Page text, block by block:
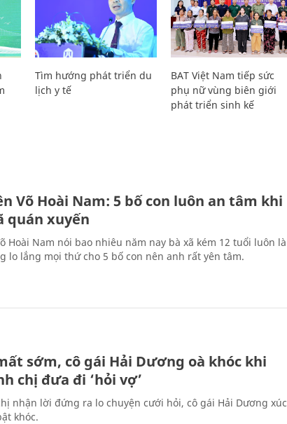
Tìm hướng phát triển du
lịch y tế
BAT Việt Nam tiếp sức
phụ nữ vùng biên giới
phát triển sinh kế
Võ Hoài Nam: 5 bố con luôn an tâm khi
quán xuyến
Hoài Nam nói bao nhiêu năm nay bà xã kém 12 tuổi luôn là
lo lắng mọi thứ cho 5 bố con nên anh rất yên tâm.
sớm, cô gái Hải Dương oà khóc khi
chị đưa đi ‘hỏi vợ’
nhận lời đứng ra lo chuyện cưới hỏi, cô gái Hải Dương xúc
khóc.